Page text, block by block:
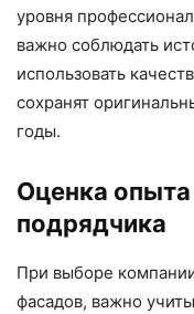
уровня
важно соблюдать
использовать
сохранят
годы.
Оценка
подрядчика
При выборе
фасадов, важно